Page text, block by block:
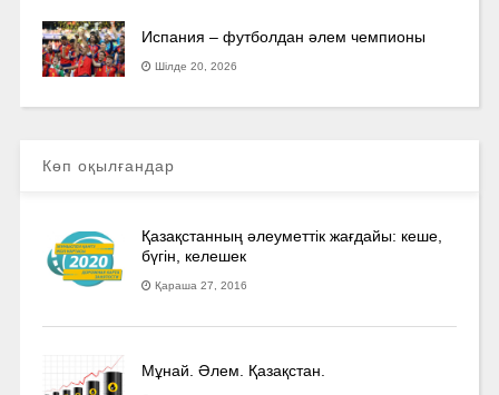
Испания – футболдан әлем чемпионы
Шілде 20, 2026
Көп оқылғандар
Қазақстанның әлеуметтік жағдайы: кеше,
бүгін, келешек
Қараша 27, 2016
Мұнай. Әлем. Қазақстан.